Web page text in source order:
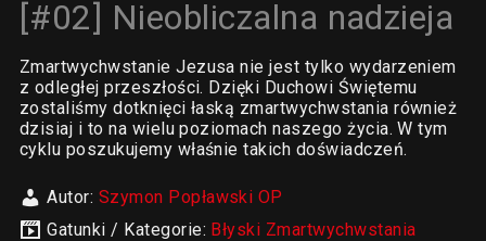
[#02] Nieobliczalna nadzieja
Zmartwychwstanie Jezusa nie jest tylko wydarzeniem
z odległej przeszłości. Dzięki Duchowi Świętemu
zostaliśmy dotknięci łaską zmartwychwstania również
dzisiaj i to na wielu poziomach naszego życia. W tym
cyklu poszukujemy właśnie takich doświadczeń.
Autor: Szymon Popławski OP
Gatunki / Kategorie: Błyski Zmartwychwstania